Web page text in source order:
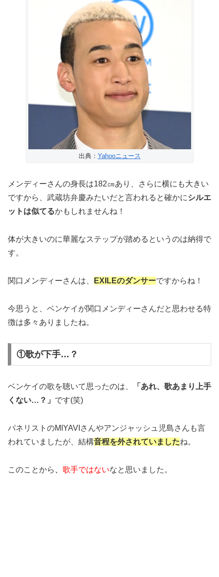
出典： Yahooニュース
メンディーさんの身長は182㎝あり、さらに横にも大きい
ですから、武蔵坊弁慶みたいだと言われると確かにシルエ
ットは似てるかもしれませんね！
体が大きいのに華麗なステップが踏めるというのは納得で
す。
関口メンディーさんは、 EXILEのダンサーですからね！
今思うと、ベンケイが関口メンディーさんだと思わせる特
徴は多々ありましたね。
①歌が下手…？
ベンケイの歌を聴いて思ったのは、
「あれ、歌あまり上手
くない…？」 です(笑)
パネリストのMIYAVIさんやアンジャッシュ児島さんも言
われていましたが、結構音程を外されていましたね。
このことから 歌手ではないなと思いました。